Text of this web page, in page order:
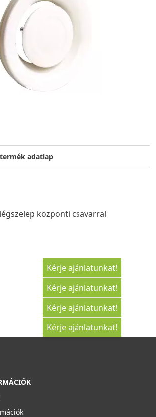
adatlap
központi csavarral
Kérje ajánlatunkat!
Kérje ajánlatunkat!
Kérje ajánlatunkat!
Kérje ajánlatunkat!